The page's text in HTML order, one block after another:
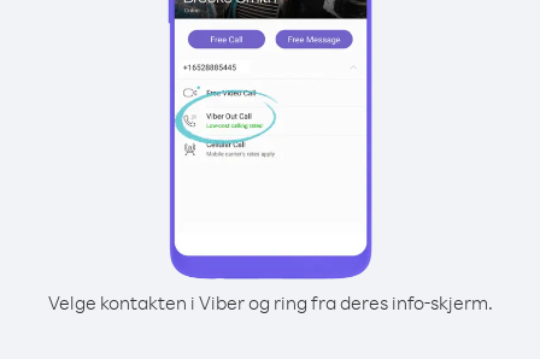
Velge kontakten i Viber og ring fra deres info-skjerm.